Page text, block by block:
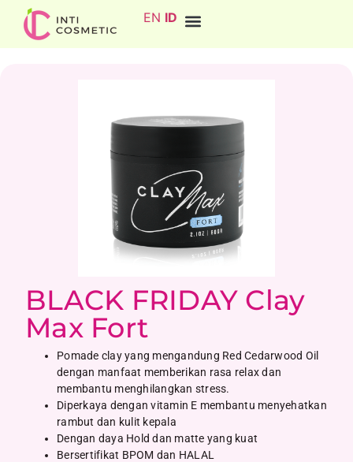
EN ID
BLACK FRIDAY Clay
Max Fort
Pomade clay yang mengandung Red Cedarwood Oil
dengan manfaat memberikan rasa relax dan
membantu menghilangkan stress.
Diperkaya dengan vitamin E membantu menyehatkan
rambut dan kulit kepala
Dengan daya Hold dan matte yang kuat
Bersertifikat BPOM dan HALAL